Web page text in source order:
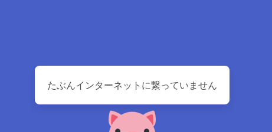
たぶんインターネットに繋っていません